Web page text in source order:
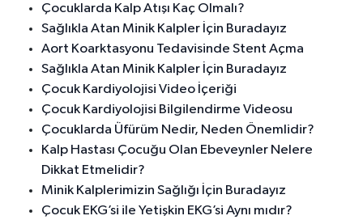
Çocuklarda Kalp Atışı Kaç Olmalı?
Sağlıkla Atan Minik Kalpler İçin Buradayız
Aort Koarktasyonu Tedavisinde Stent Açma
Sağlıkla Atan Minik Kalpler İçin Buradayız
Çocuk Kardiyolojisi Video İçeriği
Çocuk Kardiyolojisi Bilgilendirme Videosu
Çocuklarda Üfürüm Nedir, Neden Önemlidir?
Kalp Hastası Çocuğu Olan Ebeveynler Nelere
Dikkat Etmelidir?
Minik Kalplerimizin Sağlığı İçin Buradayız
Çocuk EKG’si ile Yetişkin EKG’si Aynı mıdır?